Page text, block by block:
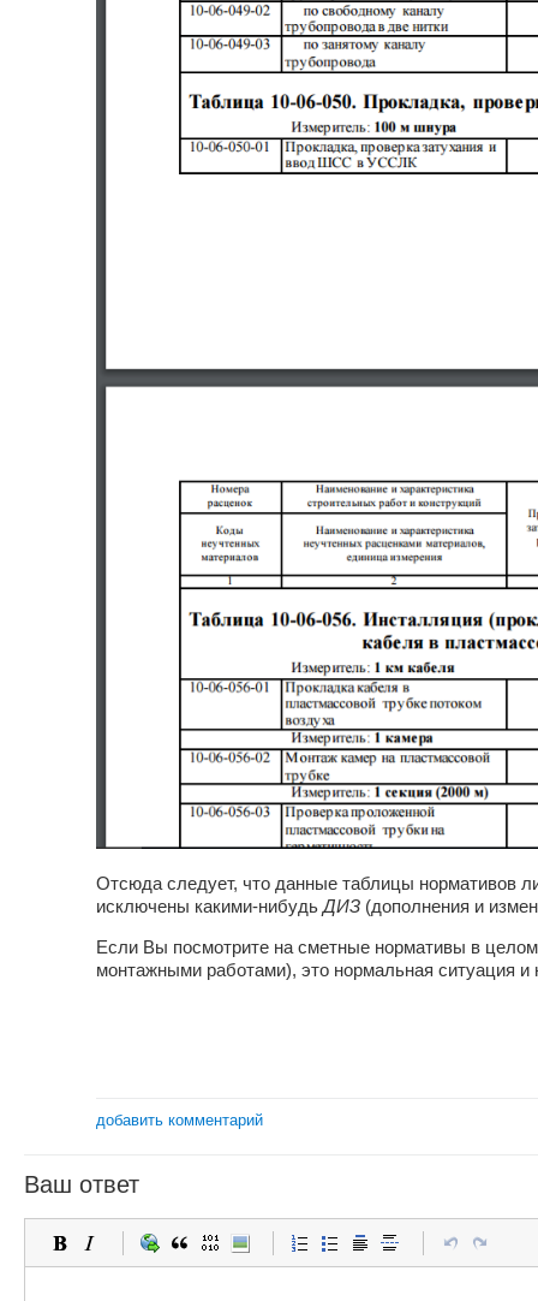
Отсюда следует, что данные таблицы нормативов
исключены какими-нибудь ДИЗ (дополнения и
Если Вы посмотрите на сметные нормативы в
монтажными работами), это нормальная ситуация и
добавить комментарий
Ваш ответ